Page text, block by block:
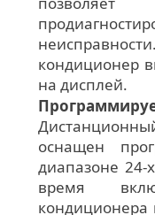
кондиционер
на дисплей.
оснащен
диапазоне 24-
время
кондиционера